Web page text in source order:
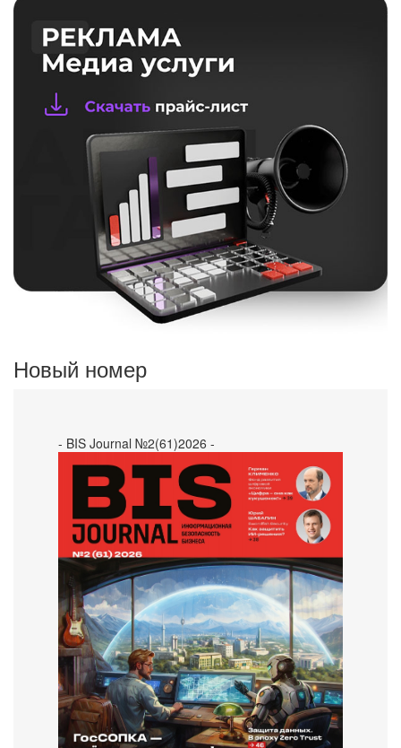
Новый номер
- BIS Journal №2(61)2026 -